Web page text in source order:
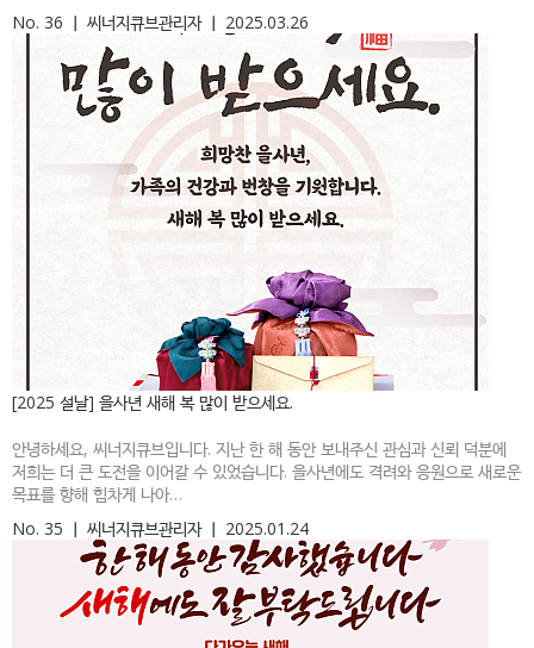
No. 36 ㅣ 씨너지큐브관리자ㅣ 2025.03.26
[2025 설날] 을사년 새해 복 많이 받으세요.
안녕하세요, 씨너지큐브입니다. 지난 한 해 동안 보내주신 관심과 신뢰 덕분에
저희는 더 큰 도전을 이어갈 수 있었습니다. 을사년에도 격려와 응원으로 새로운
목표를 향해 힘차게 나아…
No. 35 ㅣ 씨너지큐브관리자ㅣ 2025.01.24